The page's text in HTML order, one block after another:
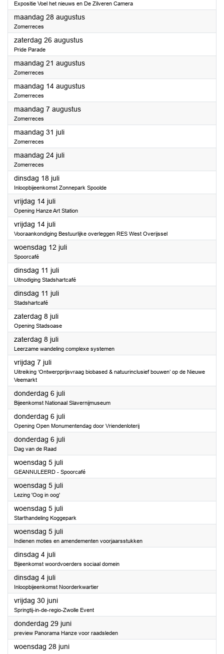
Expositie Voel het nieuws en De Zilveren Camera
maandag 28 augustus2023
Zomerreces
zaterdag 26 augustus2023
Pride Parade
maandag 21 augustus2023
Zomerreces
maandag 14 augustus2023
Zomerreces
maandag 7 augustus2023
Zomerreces
maandag 31 juli2023
Zomerreces
maandag 24 juli2023
Zomerreces
dinsdag 18 juli2023
Inloopbijeenkomst Zonnepark Spoolde
vrijdag 14 juli2023
Opening Hanze Art Station
vrijdag 14 juli2023
Vooraankondiging Bestuurlijke overleggen RES West Overijssel
woensdag 12 juli2023
Spoorcafé
dinsdag 11 juli2023
Uitnodiging Stadshartcafé
dinsdag 11 juli2023
Stadshartcafé
zaterdag 8 juli2023
Opening Stadsoase
zaterdag 8 juli2023
Leerzame wandeling complexe systemen
vrijdag 7 juli2023
Uitreiking ‘Ontwerpprijsvraag biobased & natuurinclusief bouwen’ op de Nieuwe
Veemarkt
donderdag 6 juli2023
Bijeenkomst Nationaal Slavernijmuseum
donderdag 6 juli2023
Opening Open Monumentendag door Vriendenloterij
donderdag 6 juli2023
Dag van de Raad
woensdag 5 juli2023
GEANNULEERD - Spoorcafé
woensdag 5 juli2023
Lezing 'Oog in oog'
woensdag 5 juli2023
Starthandeling Koggepark
woensdag 5 juli2023
Indienen moties en amendementen voorjaarsstukken
dinsdag 4 juli2023
Bijeenkomst woordvoerders sociaal domein
dinsdag 4 juli2023
Inloopbijeenkomst Noorderkwartier
vrijdag 30 juni2023
Springtij-in-de-regio-Zwolle Event
donderdag 29 juni2023
preview Panorama Hanze voor raadsleden
woensdag 28 juni2023